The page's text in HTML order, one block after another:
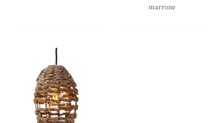
Email*
Salva il mio nome, email e sito web in questo
marrone